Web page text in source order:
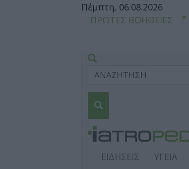
Πέμπτη, 06.08.2026
ΠΡΩΤΕΣ ΒΟΗΘΕΙΕΣ
ΕΙΔΗΣΕΙΣ ΥΓΕΙΑ